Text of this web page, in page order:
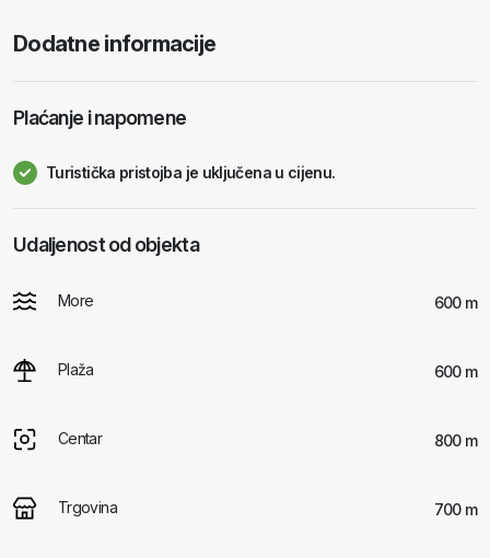
Dodatne informacije
Plaćanje i napomene
Turistička pristojba je uključena u cijenu.
Udaljenost od objekta
More 600 m
Plaža 600 m
Centar 800 m
Trgovina 700 m